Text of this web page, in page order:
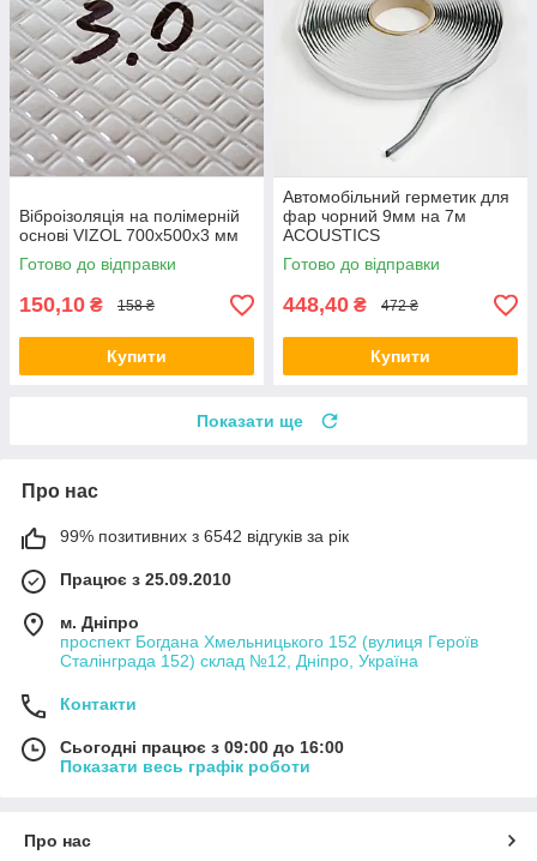
Віброізоляція на полімерній
основі VIZOL 700х500х3 мм
Готово до відправки
150,10 ₴ 158 ₴
Купити
Автомобільний герметик для
фар чорний 9мм на 7м
ACOUSTICS
Готово до відправки
448,40 ₴ 472 ₴
Купити
Показати ще
Про нас
99% позитивних з 6542 відгуків за рік
Працює з 25.09.2010
м. Дніпро
проспект Богдана Хмельницького 152 (вулиця Героїв
Сталінграда 152) склад №12, Дніпро, Україна
Контакти
Сьогодні працює з 09:00 до 16:00
Показати весь графік роботи
Про нас